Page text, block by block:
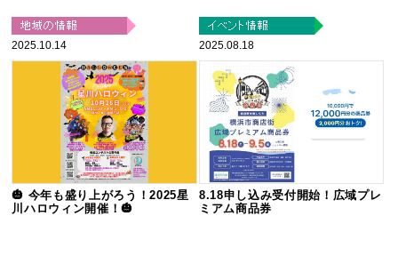
2025.10.14
🎃 今年も盛り上がろう！2025星
川ハロウィン開催！🎃
2025.08.18
8.18申し込み受付開始！広域プレ
ミアム商品券